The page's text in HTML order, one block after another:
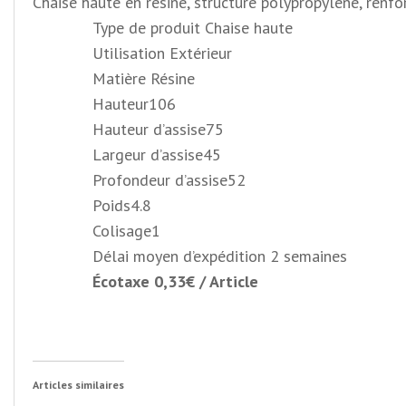
Type de produit Chaise haute
Utilisation Extérieur
Matière Résine
Hauteur106
Hauteur d’assise75
Largeur d’assise45
Profondeur d’assise52
Poids4.8
Colisage1
Délai moyen d’expédition 2 semaines
Écotaxe 0,33€ / Article
Articles similaires